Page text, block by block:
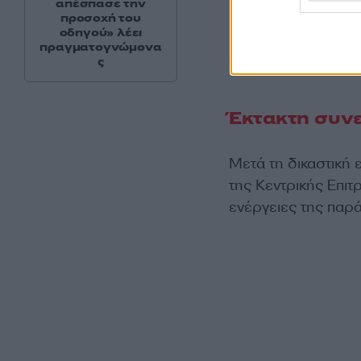
Παράλληλα,
Κιλιτσντάρογλου
Έκτακτη
Μετά τη
της Κεντρικής
ενέργειες της
απέσπασε την
προσοχή του
οδηγού» λέει
πραγματογνώμονα
ς